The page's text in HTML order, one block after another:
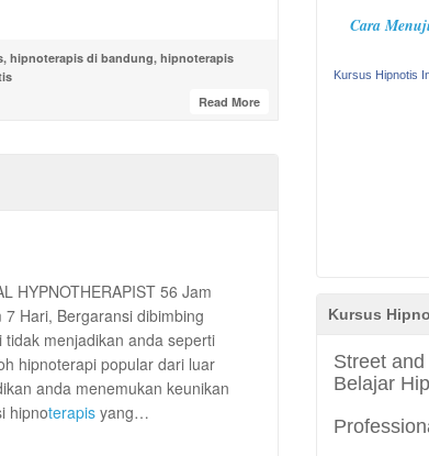
, hipnoterapis di bandung, hipnoterapis
Read More
HYPNOTHERAPIST 56 Jam
Hari, Bergaransi dibimbing
menjadikan anda seperti
hipnoterapi popular dari luar
anda menemukan keunikan
hipnoterapisyang…
Cara
Kursus Hipnotis
Kursus
Street
Belajar